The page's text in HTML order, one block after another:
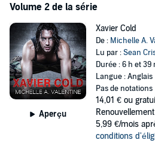
Volume 2 de la série
Aperçu
Xavier Cold
De : Michelle A.
Lu par :Sean
Durée : 6 h et 39
Langue : Anglais
Pas de notations
14,01 € ou
5,99 €/mois
conditions